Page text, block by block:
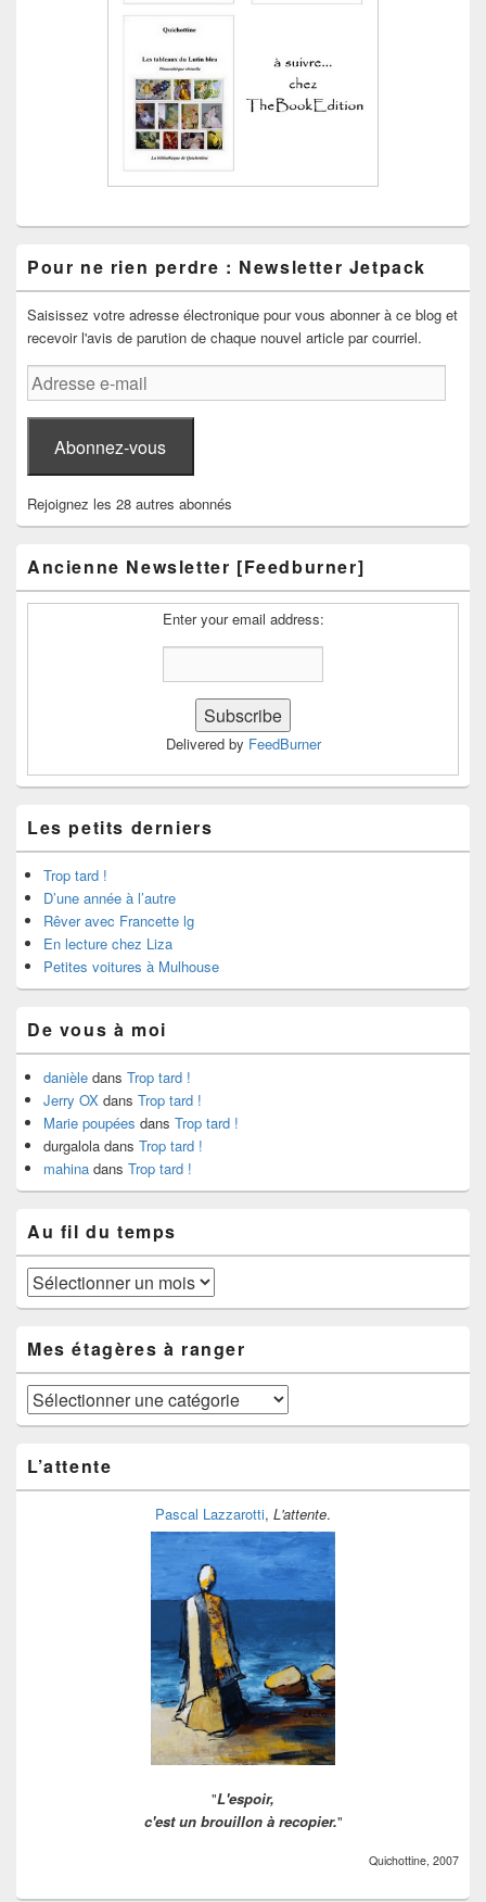
Pour ne rien perdre : Newsletter Jetpack
Saisissez votre adresse électronique pour vous abonner à ce blog et
recevoir l'avis de parution de chaque nouvel article par courriel.
Adresse
e-
mail
Abonnez-vous
Rejoignez les 28 autres abonnés
Ancienne Newsletter [Feedburner]
Enter your email address:
Delivered by FeedBurner
Les petits derniers
Trop tard !
D’une année à l’autre
Rêver avec Francette lg
En lecture chez Liza
Petites voitures à Mulhouse
De vous à moi
danièle dans Trop tard !
Jerry OX dans Trop tard !
Marie poupées dans Trop tard !
durgalola dans Trop tard !
mahina dans Trop tard !
Au fil du temps
Au
fil
temps
Mes étagères à ranger
Mes
étagères
ranger
L’attente
Pascal Lazzarotti, L'attente.
"L'espoir,
c'est un brouillon à recopier."
Quichottine, 2007